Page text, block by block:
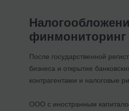
финмониторинг
После государственной
бизнеса и открытие
контрагентами и налоговые
ООО с иностранным